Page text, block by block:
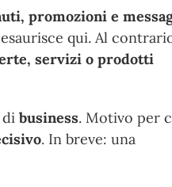
promozioni e
qui. Al
servizi o prodotti
business. Motivo per
. In breve: una